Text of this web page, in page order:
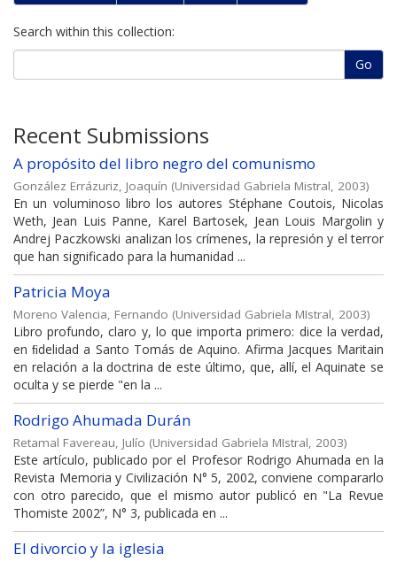
Search within this collection:
Go
Recent Submissions
A propósito del libro negro del comunismo
González Errázuriz, Joaquín (Universidad Gabriela Mistral, 2003)
En un voluminoso libro los autores Stéphane Coutois, Nicolas
Weth, Jean Luis Panne, Karel Bartosek, Jean Louis Margolin y
Andrej Paczkowski analizan los crímenes, la represión y el terror
que han significado para la humanidad ...
Patricia Moya
Moreno Valencia, Fernando (Universidad Gabriela MIstral, 2003)
Libro profundo, claro y, lo que importa primero: dice la verdad,
en ﬁdelidad a Santo Tomás de Aquino. Afirma Jacques Maritain
en relación a la doctrina de este último, que, allí, el Aquinate se
oculta y se pierde "en la ...
Rodrigo Ahumada Durán
Retamal Favereau, Julío (Universidad Gabriela MIstral, 2003)
Este artículo, publicado por el Profesor Rodrigo Ahumada en la
Revista Memoria y Civilización N° 5, 2002, conviene compararlo
con otro parecido, que el mismo autor publicó en "La Revue
Thomiste 2002”, N° 3, publicada en ...
El divorcio y la iglesia